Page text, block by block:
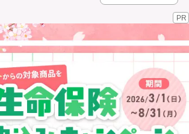
資料請求
（無料）
訪問相談
イオンカード会員さま専用保険
PR